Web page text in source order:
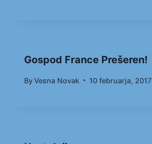
Gospod France Prešeren!
ByVesna Novak 10 februarja, 2017